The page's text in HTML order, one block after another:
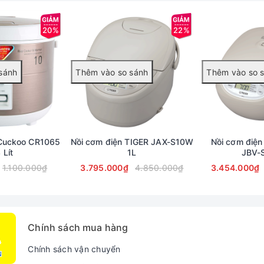
khối được nung ở 12500 phủ lớp men chống dính bằng
dụng.
20%
CR1065
Lít
1.100.000₫
22%
Nồi cơm điện TIGER JAX-S10W
1L
3.795.000₫
4.850.000₫
Nồi cơm
JBV-
3.454.000₫
Chính sách mua hàng
Chính sách vận chuyển